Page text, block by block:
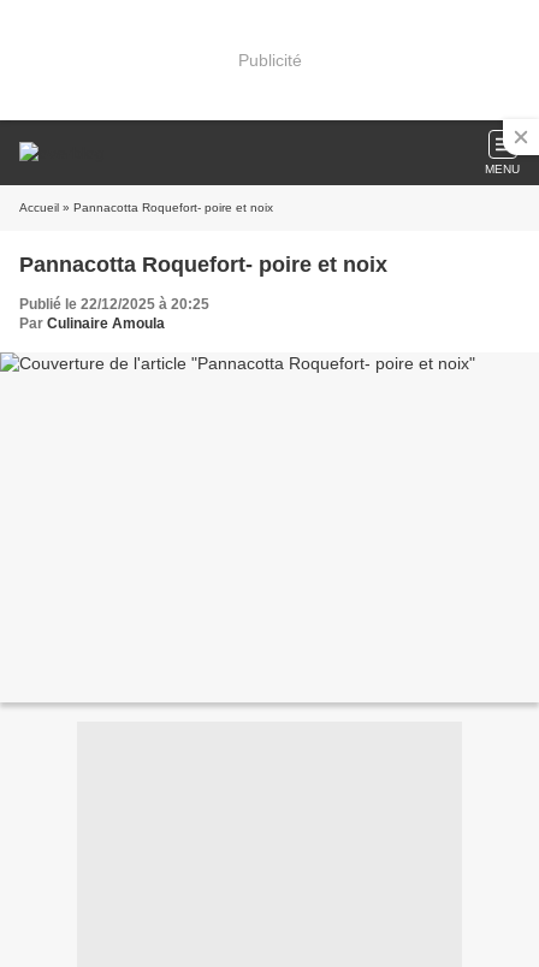
Publicité
MENU
Accueil » Pannacotta Roquefort- poire et noix
Pannacotta Roquefort- poire et noix
Publié le 22/12/2025 à 20:25
Par Culinaire Amoula